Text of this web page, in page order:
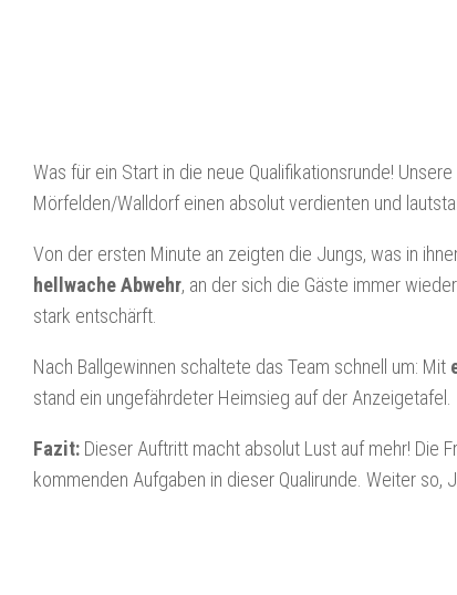
​Was für ein Start in die neue Qualifikationsrunde!
Mörfelden/Walldorf einen absolut verdienten und
​Von der ersten Minute an zeigten die Jungs, was in
hellwache Abwehr, an der sich die Gäste immer
stark entschärft.
​Nach Ballgewinnen schaltete das Team schnell um: Mit
stand ein ungefährdeter Heimsieg auf der Anzeigetafel.
Fazit: Dieser Auftritt macht absolut Lust auf mehr! Die
kommenden Aufgaben in dieser Qualirunde. Weiter so,